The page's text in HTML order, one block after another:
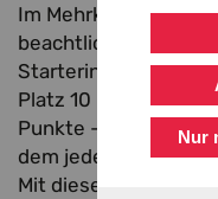
Nur
Im Mehrkampf
beachtlichen 19.
Starterinnen.
Platz 10 und Platz 22
Punkte – ein enges
dem jeder
Mit diesem